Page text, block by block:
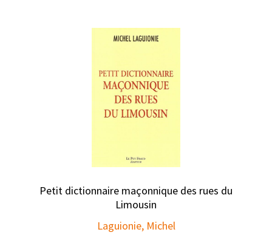
Petit dictionnaire maçonnique des rues du
Limousin
Laguionie, Michel